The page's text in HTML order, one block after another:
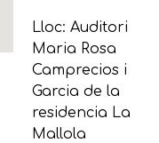
Lloc: Auditori
Maria Rosa
Camprecios i
Garcia de la
residencia La
Mallola